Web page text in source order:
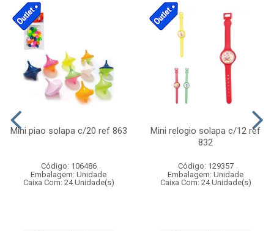
Mini piao solapa c/20 ref 863
Código: 106486
Embalagem: Unidade
Caixa Com: 24 Unidade(s)
Mini relogio solapa c/12 ref
832
Código: 129357
Embalagem: Unidade
Caixa Com: 24 Unidade(s)